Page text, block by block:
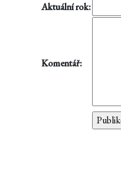
Aktuální rok:
Komentář: